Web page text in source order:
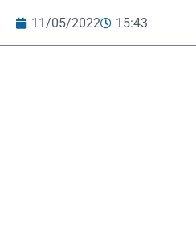
11/05/2022 15:43